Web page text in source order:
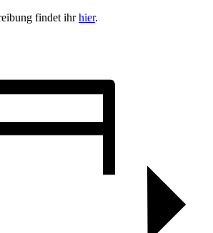
findet ihrhier.